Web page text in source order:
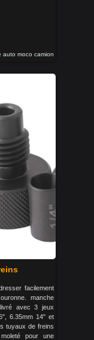
auto moco camion
facilement
manche
avec 3 jeux
6.35mm 14" et
tuyaux de freins
pour une